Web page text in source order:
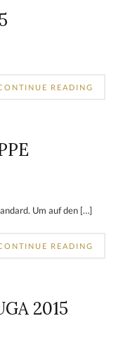
READING
Um auf den […]
READING
2015